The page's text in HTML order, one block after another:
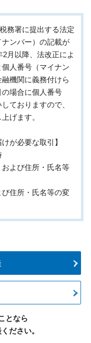
務署に提出する法定
ンバー）の記載が
月以降、法改正によ
人番号（マイナン
機関に義務付けら
場合に個人番号
ておりますので、
げます。
が必要な取引】
および住所・氏名等
び住所・氏名等の変
となら
ださい。